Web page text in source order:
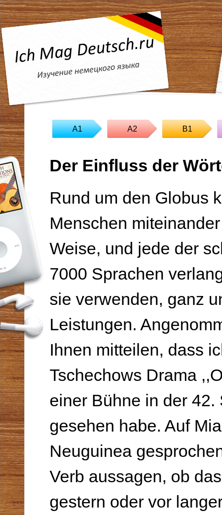
A1 A2 B1
Der Einfluss der
Rund um den Globus
Menschen
Weise, und jede der
7000 Sprachen
sie verwenden, ganz
Leistungen.
Ihnen mitteilen, dass
Tschechows Drama
einer Bühne in der 42.
gesehen habe. Auf
Neuguinea
Verb aussagen, ob
gestern oder vor